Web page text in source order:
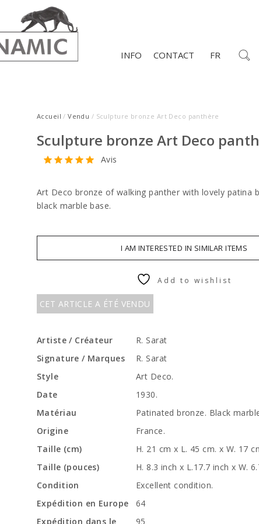
CONTACT
INFO FR
Accueil /Vendu / Sculpture bronze Art Deco panthère
Sculpture bronze Art Deco
Avis
Art Deco bronze of walking panther with lovely patina
black marble base.
I AM INTERESTED IN SIMILAR ITEMS
CET ARTICLE A ÉTÉ VENDU
Add to wishlist
Artiste / Créateur
R. Sarat
Signature / Marques
R. Sarat
Style
Art Deco.
Date
1930.
Matériau
Patinated bronze. Black
Origine
France.
Taille (cm)
H. 21 cm x L. 45 cm. x W. 17
Taille (pouces)
H. 8.3 inch x L.17.7 inch x W.
Condition
Excellent condition.
Expédition en Europe
64
Expédition dans le
95